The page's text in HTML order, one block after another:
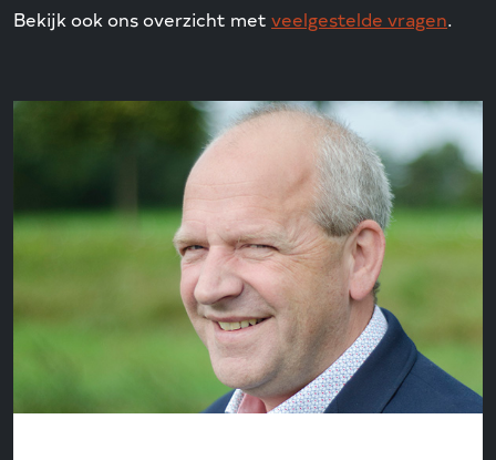
Bekijk ook ons overzicht met veelgestelde vragen.